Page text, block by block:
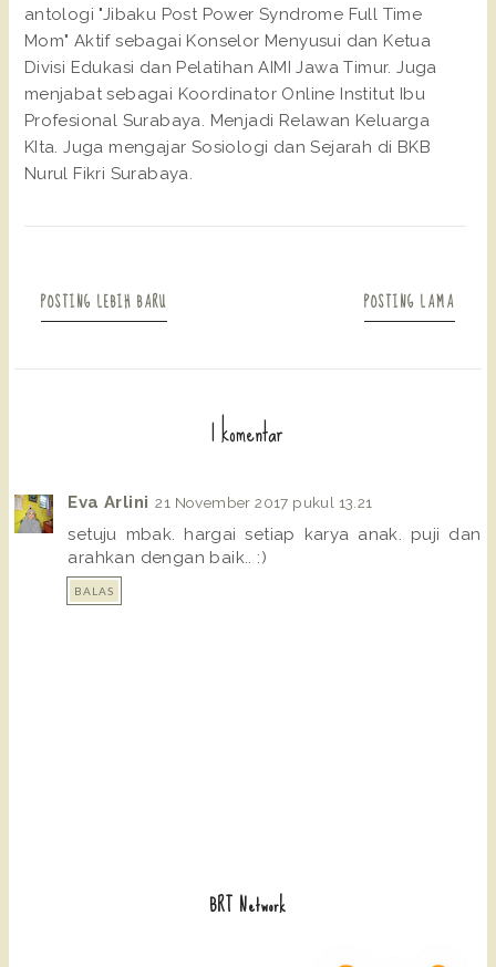
antologi "Jibaku Post Power Syndrome Full Time
Mom" Aktif sebagai Konselor Menyusui dan Ketua
Divisi Edukasi dan Pelatihan AIMI Jawa Timur. Juga
menjabat sebagai Koordinator Online Institut Ibu
Profesional Surabaya. Menjadi Relawan Keluarga
KIta. Juga mengajar Sosiologi dan Sejarah di BKB
Nurul Fikri Surabaya.
POSTING LEBIH BARU POSTING LAMA
1 komentar
Eva Arlini 21 November 2017 pukul 13.21
setuju mbak. hargai setiap karya anak. puji dan
arahkan dengan baik.. :)
BALAS
BRT Network